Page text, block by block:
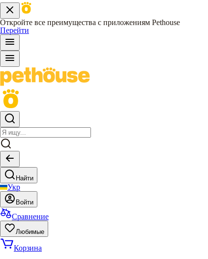
Откройте все преимущества с приложениям Pethouse
Перейти
Найти
Укр
Войти
Сравнение
Любимые
Корзина